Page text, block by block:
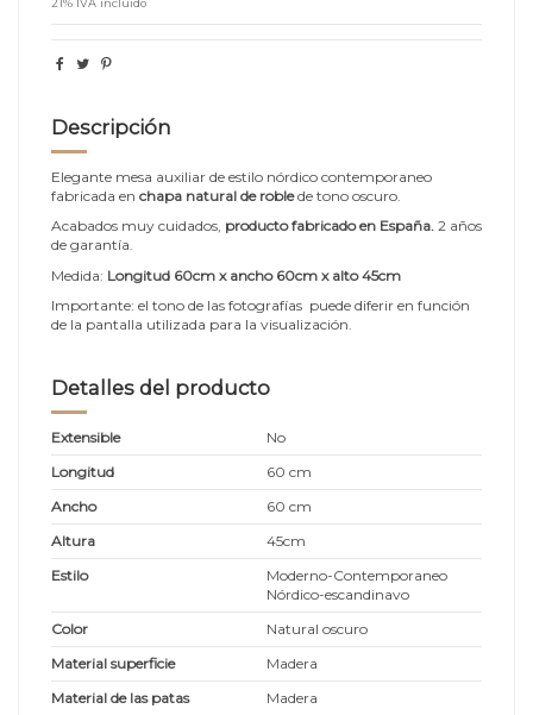
21% IVA incluido
Descripción
Elegante mesa auxiliar de estilo nórdico contemporaneo
fabricada en chapa natural de roblede tono oscuro.
Acabados muy cuidados, producto fabricado en España. 2 años
de garantía.
Medida: Longitud 60cm x ancho 60cm x alto 45cm
Importante: el tono de las fotografías puede diferir en función
de la pantalla utilizada para la visualización.
Detalles del producto
Extensible
No
Longitud
60 cm
Ancho
60 cm
Altura
45cm
Estilo
Moderno-Contemporaneo
Nórdico-escandinavo
Color
Natural oscuro
Material superficie
Madera
Material de las patas
Madera